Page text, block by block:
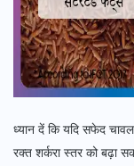
ध्यान दें कि यदि सफेद
रक्त शर्करा स्तर को बढ़ा